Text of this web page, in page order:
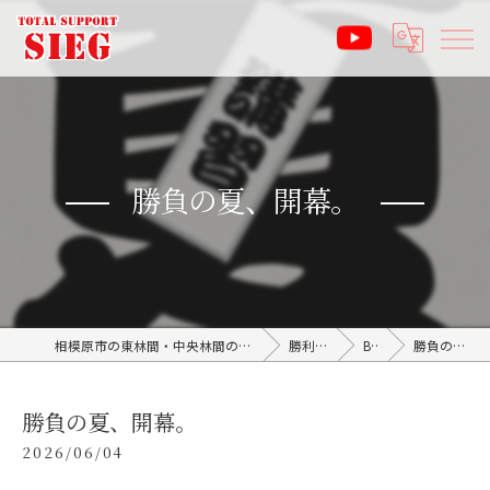
勝負の夏、開幕。
相模原市の東林間・中央林間の塾なら受験サポート塾ジーク SIEG 勝利のブログ BLOG 勝負の夏、開幕。
勝負の夏、開幕。
2026/06/04